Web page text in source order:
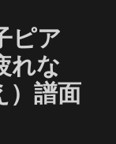
ピア
れな
）譜面